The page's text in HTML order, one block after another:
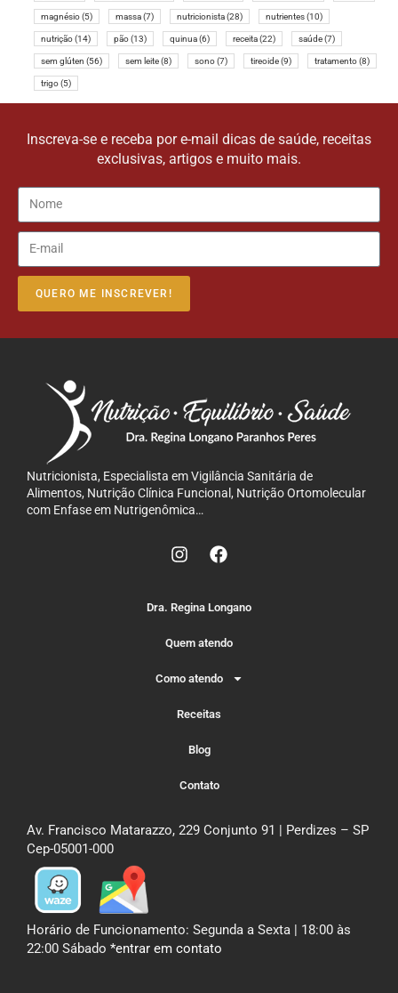
magnésio(5) massa(7) nutricionista(28) nutrientes(10)
nutrição(14) pão(13) quinua(6) receita(22) saúde(7)
sem glúten (56) sem leite(8) sono(7) tireoide(9) tratamento(8)
trigo(5)
Inscreva-se e receba por e-mail dicas de saúde, receitas
exclusivas, artigos e muito mais.
QUERO ME INSCREVER!
Nutricionista, Especialista em Vigilância Sanitária de
Alimentos, Nutrição Clínica Funcional, Nutrição Ortomolecular
com Enfase em Nutrigenômica…
Dra. Regina Longano
Quem atendo
Como atendo
Receitas
Blog
Contato
Av. Francisco Matarazzo, 229 Conjunto 91 | Perdizes – SP
Cep-05001-000
Horário de Funcionamento: Segunda a Sexta | 18:00 às
22:00 Sábado *entrar em contato